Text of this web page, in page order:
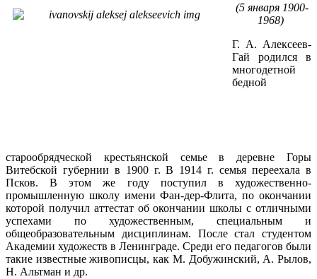
(5 января 1900-
1968)
Г. А. Алексеев-
Гай родился в
многодетной
бедной
старообрядческой крестьянской семье в деревне Горы
Витебской губернии в 1900 г. В 1914 г. семья переехала в
Псков. В этом же году поступил в художественно-
промышленную школу имениФан-дер-Флита, по окончании
которой получил аттестат об окончании школы с отличными
успехами по художественным, специальным и
общеобразовательным дисциплинам. После стал студентом
Академии художеств в Ленинграде. Среди его педагогов были
такие известные живописцы, как М. Добужинский, А. Рылов,
Н. Альтман и др.